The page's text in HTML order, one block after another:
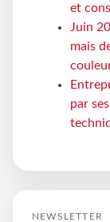
et
Juin
mais
par
NEWSLETTER